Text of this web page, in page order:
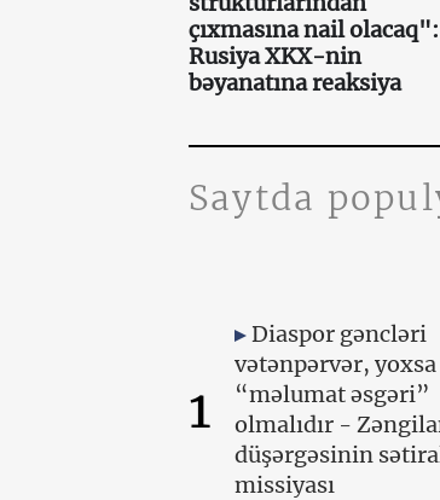
çıxmasına nail olacaq":
Rusiya XKX-nin
bəyanatına reaksiya
Saytda
1
Diaspor gəncləri
vətənpərvər, yoxsa
“məlumat əsgəri”
olmalıdır -
düşərgəsinin
missiyası